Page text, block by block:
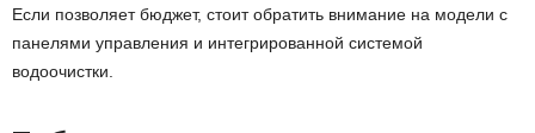
Если позволяет бюджет, стоит обратить внимание на модели с
панелями управления и интегрированной системой
водоочистки.